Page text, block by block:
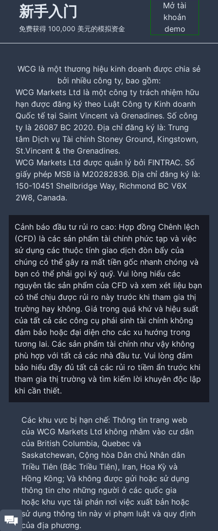
新手入门
免费获得 100,000 美元的模拟资金
Mở tài
khoản
demo
WCG là một thương hiệu kinh doanh được chia sẻ
bởi nhiều công ty, bao gồm:
WCG Markets Ltd là một công ty trách nhiệm hữu
hạn được đăng ký theo Luật Công ty Kinh doanh
Quốc tế tại Saint Vincent và Grenadines. Số công
ty là 26087 BC 2020. Địa chỉ đăng ký là: Trung
tâm Dịch vụ Tài chính Stoney Ground, Kingstown,
St.Vincent & the Grenadines.
WCG Markets Ltd được quản lý bởi FINTRAC. Số
giấy phép MSB là M20282836. Địa chỉ đăng ký là:
150-10451 Shellbridge Way, Richmond BC V6X
2W8, Canada.
Cảnh báo đầu tư rủi ro cao: Hợp đồng Chênh lệch
(CFD) là các sản phẩm tài chính phức tạp và việc
sử dụng các thuộc tính giao dịch đòn bẩy của
chúng có thể gây ra mất tiền gốc nhanh chóng và
bạn có thể phải gọi ký quỹ. Vui lòng hiểu các
nguyên tắc sản phẩm của CFD và xem xét liệu bạn
có thể chịu được rủi ro này trước khi tham gia thị
trường hay không. Giá trong quá khứ và hiệu suất
của tất cả các công cụ phái sinh tài chính không
đảm bảo hoặc đại diện cho các xu hướng trong
tương lai. Các sản phẩm tài chính như vậy không
phù hợp với tất cả các nhà đầu tư. Vui lòng đảm
bảo hiểu đầy đủ tất cả các rủi ro tiềm ẩn trước khi
tham gia thị trường và tìm kiếm lời khuyên độc lập
khi cần thiết.
Các khu vực bị hạn chế: Thông tin trang web
của WCG Markets Ltd không nhằm vào cư dân
của British Columbia, Quebec và
Saskatchewan, Cộng hòa Dân chủ Nhân dân
Triều Tiên (Bắc Triều Tiên), Iran, Hoa Kỳ và
Hồng Kông; Và không được gửi hoặc sử dụng
thông tin cho những người ở các quốc gia
hoặc khu vực tài phán nơi việc xuất bản hoặc
sử dụng thông tin này vi phạm luật và quy định
của địa phương.